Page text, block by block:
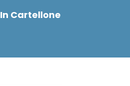
In Cartellone